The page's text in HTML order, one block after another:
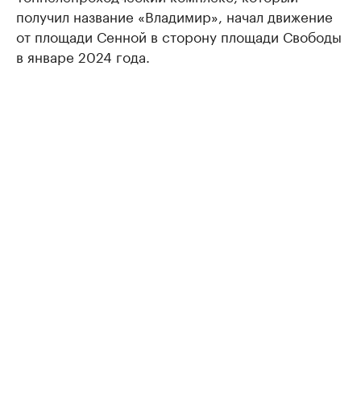
получил название «Владимир», начал движение
от площади Сенной в сторону площади Свободы
в январе 2024 года.